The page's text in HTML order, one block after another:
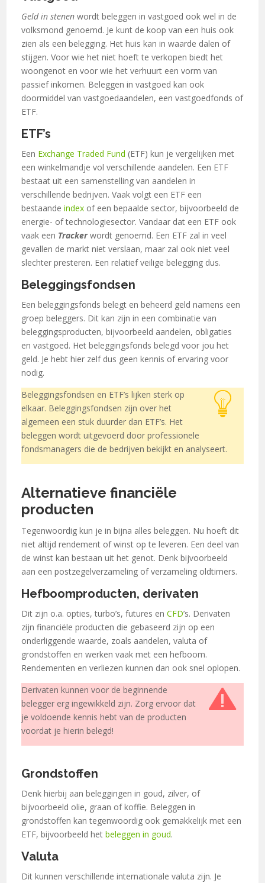
Geld in stenen wordt beleggen in vastgoed ook wel in de
volksmond genoemd. Je kunt de koop van een huis ook
zien als een belegging. Het huis kan in waarde dalen of
stijgen. Voor wie het niet hoeft te verkopen biedt het
woongenot en voor wie het verhuurt een vorm van
passief inkomen. Beleggen in vastgoed kan ook
doormiddel van vastgoedaandelen, een vastgoedfonds of
ETF.
ETF’s
Een Exchange Traded Fund (ETF) kun je vergelijken met
een winkelmandje vol verschillende aandelen. Een ETF
bestaat uit een samenstelling van aandelen in
verschillende bedrijven. Vaak volgt een ETF een
bestaandeindex of een bepaalde sector, bijvoorbeeld de
energie- of technologiesector. Vandaar dat een ETF ook
vaak een Trackerwordt genoemd. Een ETF zal in veel
gevallen de markt niet verslaan, maar zal ook niet veel
slechter presteren. Een relatief veilige belegging dus.
Beleggingsfondsen
Een beleggingsfonds belegt en beheerd geld namens een
groep beleggers. Dit kan zijn in een combinatie van
beleggingsproducten, bijvoorbeeld aandelen, obligaties
en vastgoed. Het beleggingsfonds belegd voor jou het
geld. Je hebt hier zelf dus geen kennis of ervaring voor
nodig.
Beleggingsfondsen en ETF’s lijken sterk op
elkaar. Beleggingsfondsen zijn over het
algemeen een stuk duurder dan ETF’s. Het
beleggen wordt uitgevoerd door professionele
fondsmanagers die de bedrijven bekijkt en analyseert.
Alternatieve financiële
producten
Tegenwoordig kun je in bijna alles beleggen. Nu hoeft dit
niet altijd rendement of winst op te leveren. Een deel van
de winst kan bestaan uit het genot. Denk bijvoorbeeld
aan een postzegelverzameling of verzameling oldtimers.
Hefboomproducten, derivaten
Dit zijn o.a. opties, turbo’s, futures enCFD’s. Derivaten
zijn financiële producten die gebaseerd zijn op een
onderliggende waarde, zoals aandelen, valuta of
grondstoffen en werken vaak met een hefboom.
Rendementen en verliezen kunnen dan ook snel oplopen.
Derivaten kunnen voor de beginnende
belegger erg ingewikkeld zijn. Zorg ervoor dat
je voldoende kennis hebt van de producten
voordat je hierin belegd!
Grondstoffen
Denk hierbij aan beleggingen in goud, zilver, of
bijvoorbeeld olie, graan of koffie. Beleggen in
grondstoffen kan tegenwoordig ook gemakkelijk met een
ETF, bijvoorbeeld hetbeleggen in goud.
Valuta
Dit kunnen verschillende internationale valuta zijn. Je